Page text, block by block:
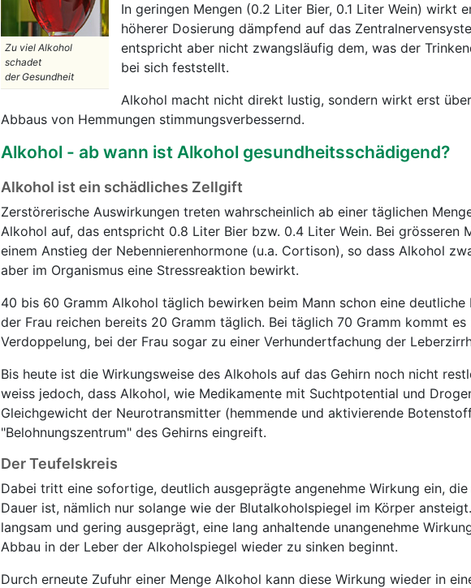
Zu viel Alkohol
schadet
der Gesundheit
In geringen Mengen (0.2 Liter Bier, 0.1 Liter Wein) wirkt
höherer Dosierung dämpfend auf das
entspricht aber nicht zwangsläufig dem, was der
bei sich feststellt.
Alkohol macht nicht direkt lustig, sondern wirkt erst
Abbaus von Hemmungen stimmungsverbessernd.
Alkohol - ab wann ist Alkohol gesundheitsschädigend?
Alkohol ist ein schädliches Zellgift
Zerstörerische Auswirkungen treten wahrscheinlich ab einer täglichen
Alkohol auf, das entspricht 0.8 Liter Bier bzw. 0.4 Liter Wein. Bei grösseren
einem Anstieg der Nebennierenhormone (u.a. Cortison), so dass Alkohol
aber im Organismus eine Stressreaktion bewirkt.
40 bis 60 Gramm Alkohol täglich bewirken beim Mann schon eine deutliche
der Frau reichen bereits 20 Gramm täglich. Bei täglich 70 Gramm kommt es
Verdoppelung, bei der Frau sogar zu einer Verhundertfachung der
Bis heute ist die Wirkungsweise des Alkohols auf das Gehirn noch nicht
weiss jedoch, dass Alkohol, wie Medikamente mit Suchtpotential und
Gleichgewicht der Neurotransmitter (hemmende und aktivierende
"Belohnungszentrum" des Gehirns eingreift.
Der Teufelskreis
Dabei tritt eine sofortige, deutlich ausgeprägte angenehme Wirkung ein,
Dauer ist, nämlich nur solange wie der Blutalkoholspiegel im Körper
langsam und gering ausgeprägt, eine lang anhaltende unangenehme
Abbau in der Leber der Alkoholspiegel wieder zu sinken beginnt.
Durch erneute Zufuhr einer Menge Alkohol kann diese Wirkung wieder in